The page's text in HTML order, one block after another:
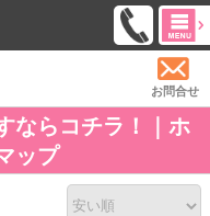
お問合せ
ならコチラ！｜ホ
ップ